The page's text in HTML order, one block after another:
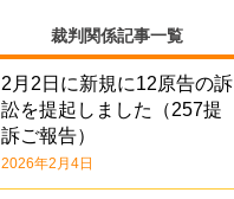
裁判関係記事一覧
2月2日に新規に12原告の訴
訟を提起しました（257提
訴ご報告）
2026年2月4日